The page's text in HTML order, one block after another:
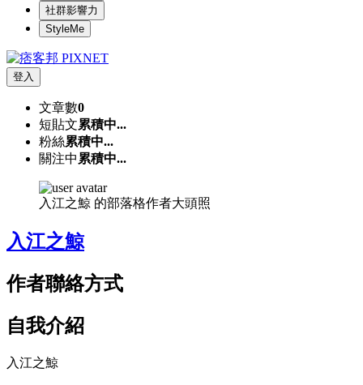
社群影響力
StyleMe
登入
文章數0
短貼文累積中...
粉絲累積中...
關注中 累積中...
入江之鯨 的部落格作者大頭照
入江之鯨
作者聯絡方式
自我介紹
入江之鯨